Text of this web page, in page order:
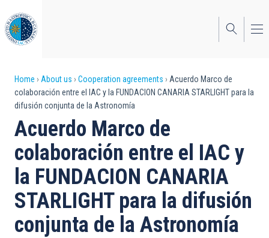
to
main
content
Breadcrumb
Home About us Cooperation agreements
Acuerdo Marco de
colaboración entre el IAC y la FUNDACION CANARIA STARLIGHT para la
difusión conjunta de la Astronomía
Acuerdo Marco de
colaboración entre el IAC y
la FUNDACION CANARIA
STARLIGHT para la difusión
conjunta de la Astronomía